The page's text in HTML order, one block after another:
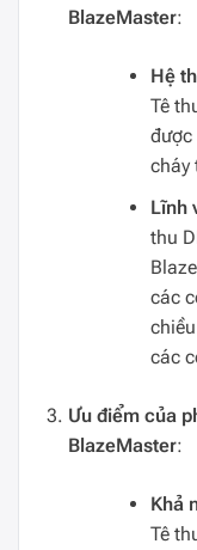
BlazeMaster:
Hệ
Tê
được
cháy
Lĩnh
thu
các
các
Ưu điểm của
BlazeMaster:
Khả
Tê